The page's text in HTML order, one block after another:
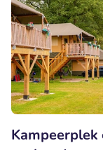
Kampeerplek